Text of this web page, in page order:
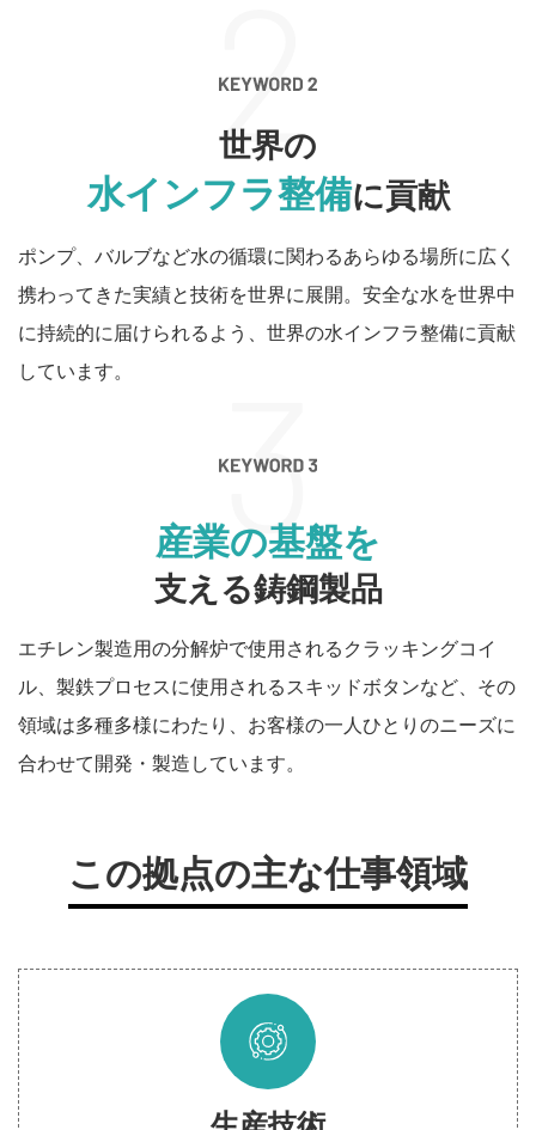
世界の
水インフラ整備に貢献
ポンプ、バルブなど水の循環に関わるあらゆる場所に広く
携わってきた実績と技術を世界に展開。安全な水を世界中
に持続的に届けられるよう、世界の水インフラ整備に貢献
しています。
産業の基盤を
支える鋳鋼製品
エチレン製造用の分解炉で使用されるクラッキングコイ
ル、製鉄プロセスに使用されるスキッドボタンなど、その
領域は多種多様にわたり、お客様の一人ひとりのニーズに
合わせて開発・製造しています。
この拠点の主な仕事領域